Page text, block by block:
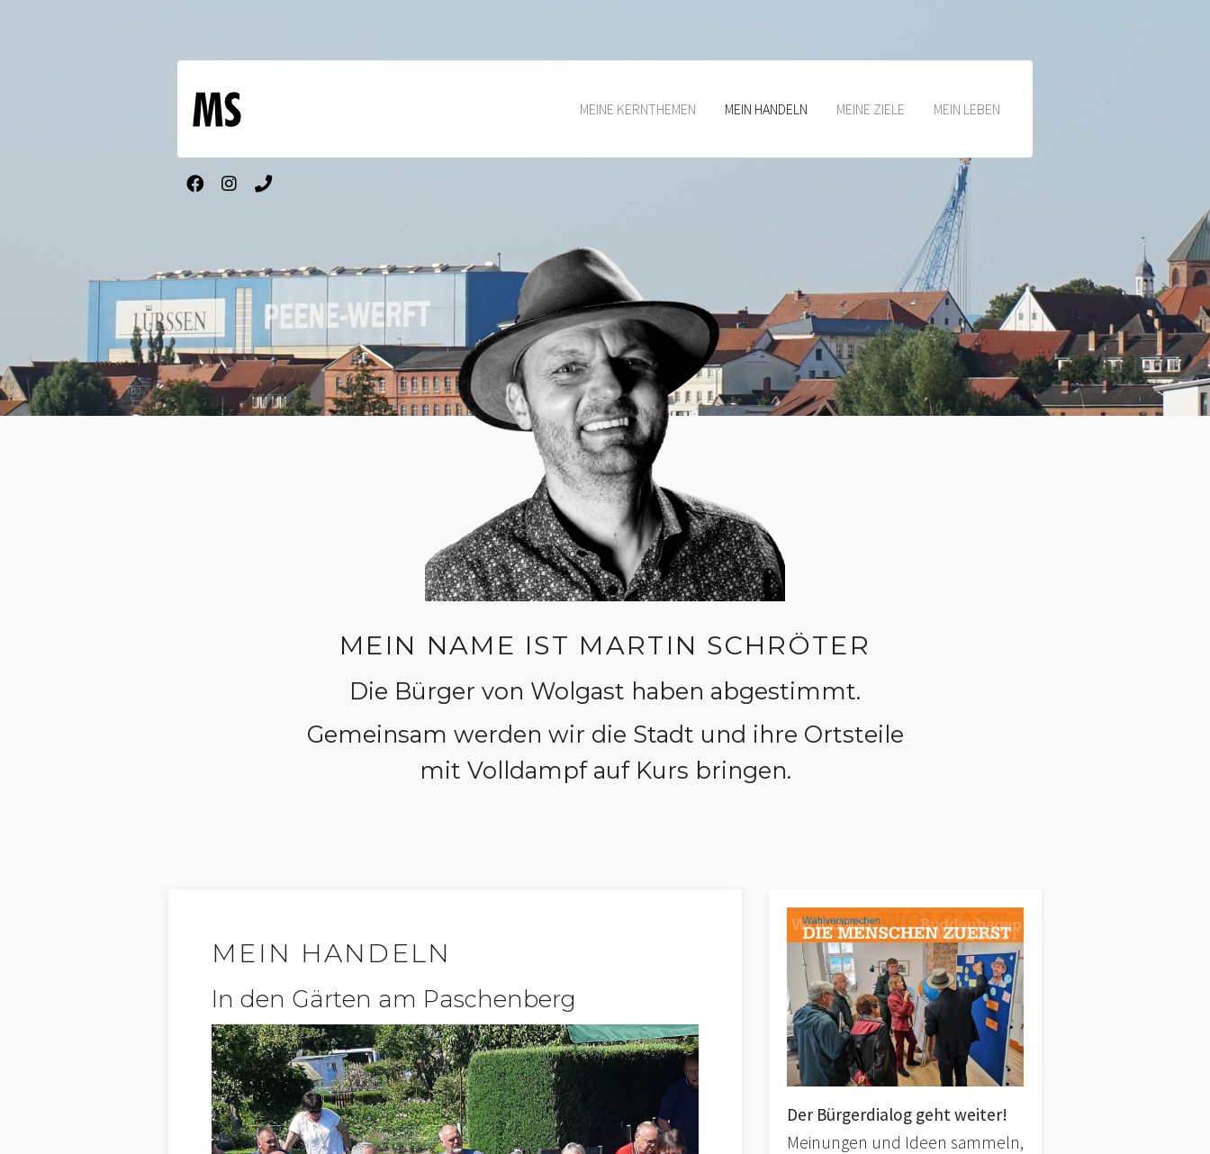
MEINE KERNTHEMEN MEIN HANDELN MEINE ZIELE MEIN LEBEN
MEIN NAME IST MARTIN SCHRÖTER
Die Bürger von Wolgast haben abgestimmt.
Gemeinsam werden wir die Stadt und ihre Ortsteile
mit Volldampf auf Kurs bringen.
MEIN HANDELN
In den Gärten am Paschenberg
Der Bürgerdialog geht weiter!
Meinungen und Ideen sammeln,